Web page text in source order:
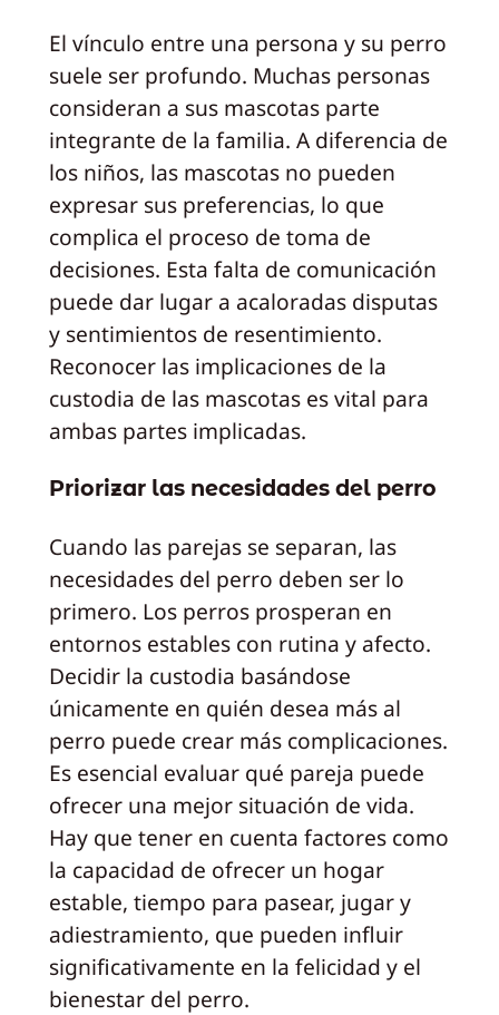
El vínculo entre una persona y su perro
suele ser profundo. Muchas personas
consideran a sus mascotas parte
integrante de la familia. A diferencia de
los niños, las mascotas no pueden
expresar sus preferencias, lo que
complica el proceso de toma de
decisiones. Esta falta de comunicación
puede dar lugar a acaloradas disputas
y sentimientos de resentimiento.
Reconocer las implicaciones de la
custodia de las mascotas es vital para
ambas partes implicadas.
Priorizar las necesidades del perro
Cuando las parejas se separan, las
necesidades del perro deben ser lo
primero. Los perros prosperan en
entornos estables con rutina y afecto.
Decidir la custodia basándose
únicamente en quién desea más al
perro puede crear más complicaciones.
Es esencial evaluar qué pareja puede
ofrecer una mejor situación de vida.
Hay que tener en cuenta factores como
la capacidad de ofrecer un hogar
estable, tiempo para pasear, jugar y
adiestramiento, que pueden influir
significativamente en la felicidad y el
bienestar del perro.